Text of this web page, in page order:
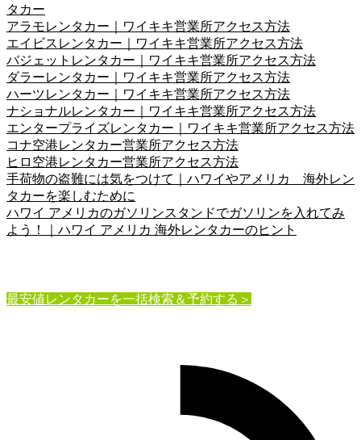
タカー
アラモレンタカー｜ワイキキ営業所アクセス方法
エイビスレンタカー｜ワイキキ営業所アクセス方法
バジェットレンタカー｜ワイキキ営業所アクセス方法
ダラーレンタカー｜ワイキキ営業所アクセス方法
ハーツレンタカー｜ワイキキ営業所アクセス方法
ナショナルレンタカー｜ワイキキ営業所アクセス方法
エンタープライズレンタカー｜ワイキキ営業所アクセス方法
コナ空港レンタカー営業所アクセス方法
ヒロ空港レンタカー営業所アクセス方法
手荷物の盗難には気をつけて｜ハワイやアメリカ 海外レン
タカーを楽しむために
ハワイ アメリカのガソリンスタンドでガソリンを入れてみ
よう！｜ハワイ アメリカ 海外レンタカーのヒント
最安値レンタカーを一括検索＆予約する＞